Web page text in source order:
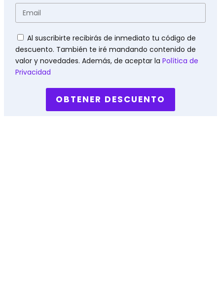
Políticas
Al suscribirte recibirás de inmediato tu código de
descuento. También te iré mandando contenido de
valor y novedades. Además, de aceptar la Política de
Privacidad
OBTENER DESCUENTO